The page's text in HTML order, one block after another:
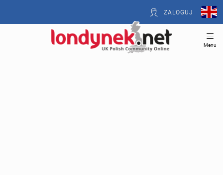
ZALOGUJ
Menu